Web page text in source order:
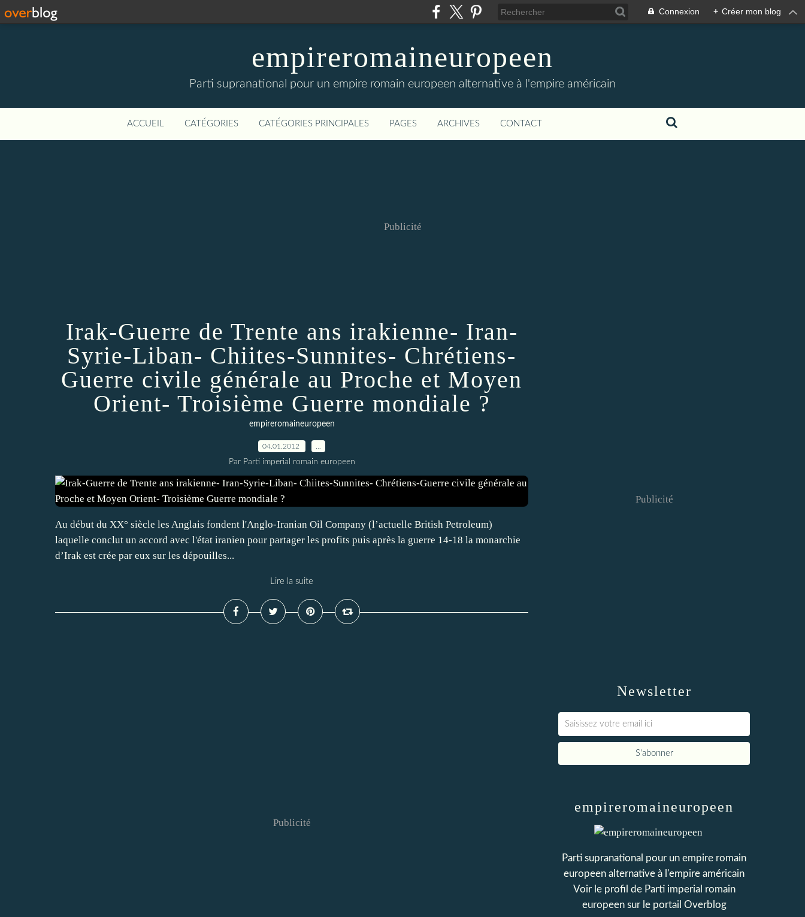
Connexion + Créer mon blog
empireromaineuropeen
Parti supranational pour un empire romain europeen alternative à l'empire américain
ACCUEIL CATÉGORIES CATÉGORIES PRINCIPALES PAGES ARCHIVES CONTACT
Publicité
Irak-Guerre de Trente ans irakienne- Iran-
Syrie-Liban- Chiites-Sunnites- Chrétiens-
Guerre civile générale au Proche et Moyen
Orient- Troisième Guerre mondiale ?
empireromaineuropeen
04.01.2012
Par Parti imperial romain europeen
Au début du XX° siècle les Anglais fondent l'Anglo-Iranian Oil Company (l’actuelle British Petroleum)
laquelle conclut un accord avec l'état iranien pour partager les profits puis après la guerre 14-18 la monarchie
d’Irak est crée par eux sur les dépouilles...
Lire la suite
Publicité
Newsletter
Publicité
empireromaineuropeen
Parti supranational pour un empire romain
europeen alternative à l'empire américain
Voir le profil de Parti imperial romain
europeensur le portail Overblog